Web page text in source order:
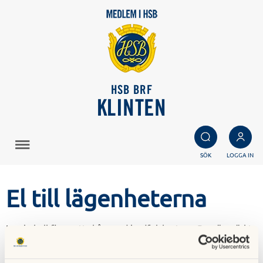
HSB BRF
KLINTEN
SÖK LOGGA IN
El till lägenheterna
I varje hall finns ett skåp med jordfelsbrytare. Den är märkt
med en bokstav och ett nummer, t ex D9. Vid